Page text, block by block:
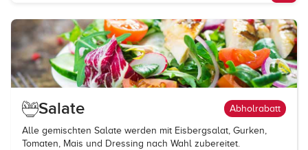
Salate Abholrabatt
Alle gemischten Salate werden mit Eisbergsalat, Gurken,
Tomaten, Mais und Dressing nach Wahl zubereitet.